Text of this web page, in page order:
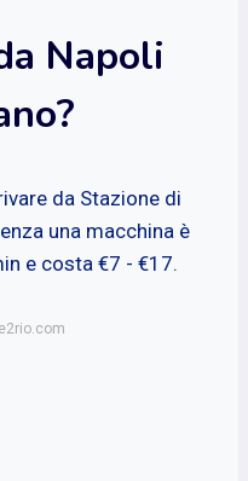
Napoli
da Stazione di
una macchina è
e costa €7 - €17.